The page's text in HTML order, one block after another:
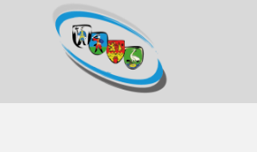
BUKV
GRUPPEN